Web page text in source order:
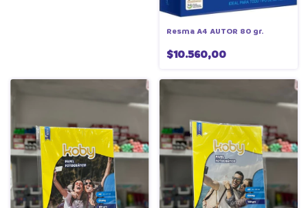
Resma A4 AUTOR 80 gr.
$10.560,00